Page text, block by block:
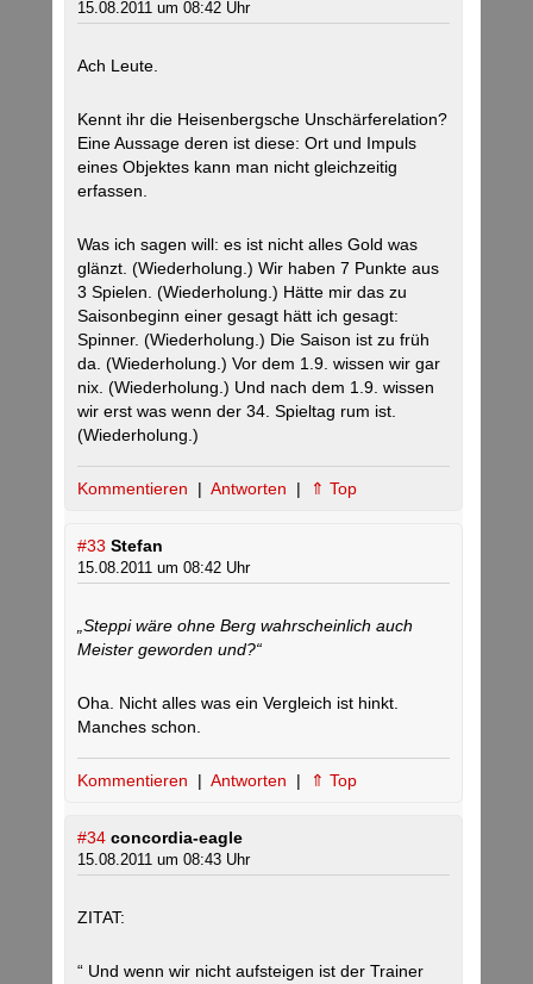
15.08.2011 um 08:42 Uhr
Ach Leute.
Kennt ihr die Heisenbergsche Unschärferelation?
Eine Aussage deren ist diese: Ort und Impuls
eines Objektes kann man nicht gleichzeitig
erfassen.
Was ich sagen will: es ist nicht alles Gold was
glänzt. (Wiederholung.) Wir haben 7 Punkte aus
3 Spielen. (Wiederholung.) Hätte mir das zu
Saisonbeginn einer gesagt hätt ich gesagt:
Spinner. (Wiederholung.) Die Saison ist zu früh
da. (Wiederholung.) Vor dem 1.9. wissen wir gar
nix. (Wiederholung.) Und nach dem 1.9. wissen
wir erst was wenn der 34. Spieltag rum ist.
(Wiederholung.)
Kommentieren | Antworten | ⇑ Top
#33 Stefan
15.08.2011 um 08:42 Uhr
„Steppi wäre ohne Berg wahrscheinlich auch
Meister geworden und?“
Oha. Nicht alles was ein Vergleich ist hinkt.
Manches schon.
Kommentieren | Antworten | ⇑ Top
#34 concordia-eagle
15.08.2011 um 08:43 Uhr
ZITAT:
“ Und wenn wir nicht aufsteigen ist der Trainer